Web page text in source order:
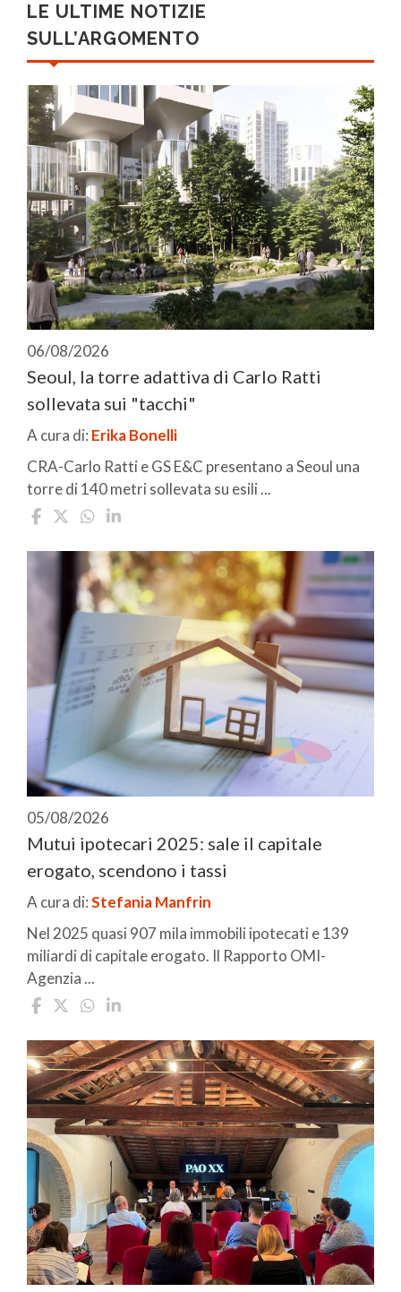
LE ULTIME NOTIZIE
SULL’ARGOMENTO
06/08/2026
Seoul, la torre adattiva di Carlo Ratti
sollevata sui "tacchi"
A cura di: Erika Bonelli
CRA-Carlo Ratti e GS E&C presentano a Seoul una
torre di 140 metri sollevata su esili ...
05/08/2026
Mutui ipotecari 2025: sale il capitale
erogato, scendono i tassi
A cura di:Stefania Manfrin
Nel 2025 quasi 907 mila immobili ipotecati e 139
miliardi di capitale erogato. Il Rapporto OMI-
Agenzia ...